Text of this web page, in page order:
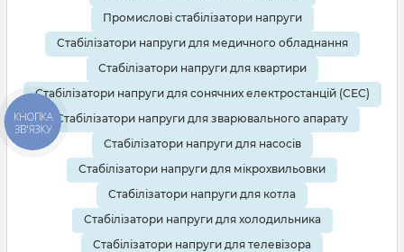
Промислові стабілізатори напруги
Стабілізатори напруги для медичного обладнання
Стабілізатори напруги для квартири
Стабілізатори напруги для сонячних електростанцій (СЕС)
Стабілізатори напруги для зварювального апарату
Стабілізатори напруги для насосів
Стабілізатори напруги для мікрохвильовки
Стабілізатори напруги для котла
Стабілізатори напруги для холодильника
Стабілізатори напруги для телевізора
КНОПКА
ЗВ'ЯЗКУ